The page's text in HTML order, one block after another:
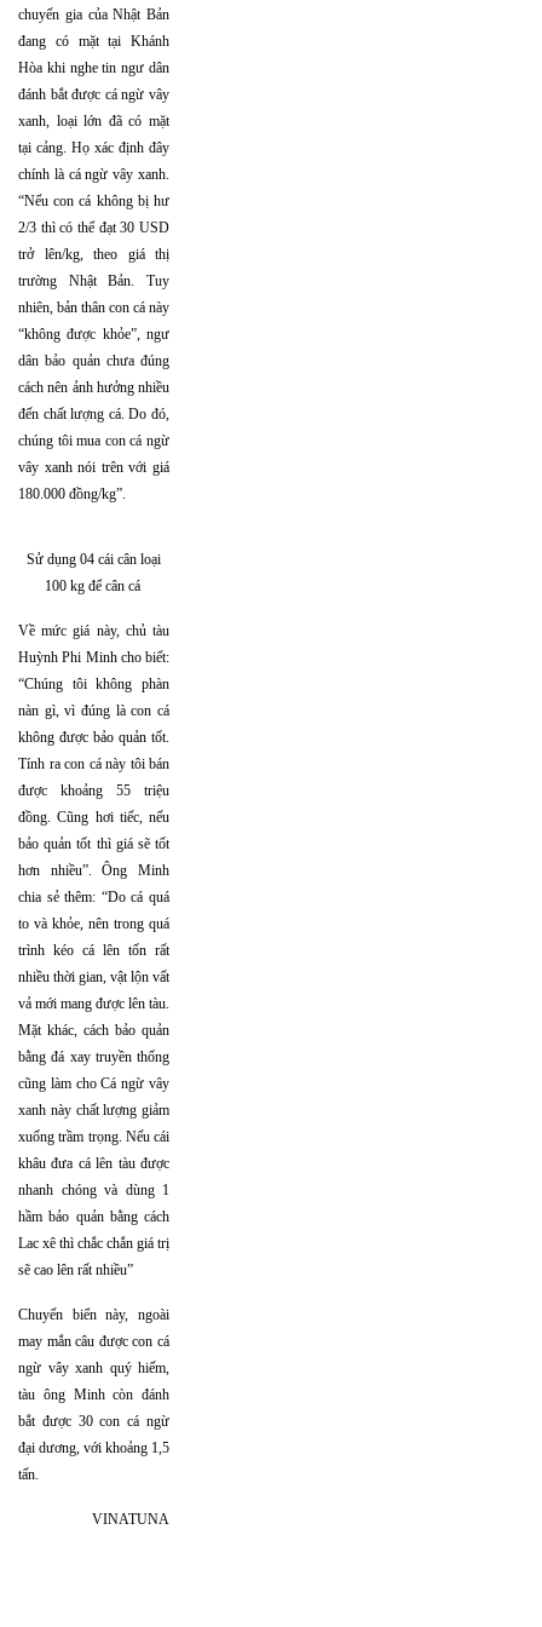
chuyến gia của Nhật Bản
đang có mặt tại Khánh
Hòa khi nghe tin ngư dân
đánh bắt được cá ngừ vây
xanh, loại lớn đã có mặt
tại cảng. Họ xác định đây
chính là cá ngừ vây xanh.
“Nếu con cá không bị hư
2/3 thì có thể đạt 30 USD
trở lên/kg, theo giá thị
trường Nhật Bản. Tuy
nhiên, bản thân con cá này
“không được khỏe”, ngư
dân bảo quản chưa đúng
cách nên ảnh hưởng nhiều
đến chất lượng cá. Do đó,
chúng tôi mua con cá ngừ
vây xanh nói trên với giá
180.000 đồng/kg”.
Sử dụng 04 cái cân loại
100 kg để cân cá
Về mức giá này, chủ tàu
Huỳnh Phi Minh cho biết:
“Chúng tôi không phàn
nàn gì, vì đúng là con cá
không được bảo quản tốt.
Tính ra con cá này tôi bán
được khoảng 55 triệu
đồng. Cũng hơi tiếc, nếu
bảo quản tốt thì giá sẽ tốt
hơn nhiều”. Ông Minh
chia sẻ thêm: “Do cá quá
to và khỏe, nên trong quá
trình kéo cá lên tốn rất
nhiều thời gian, vật lộn vất
vả mới mang được lên tàu.
Mặt khác, cách bảo quản
bằng đá xay truyền thống
cũng làm cho Cá ngừ vây
xanh này chất lượng giảm
xuống trầm trọng. Nếu cái
khâu đưa cá lên tàu được
nhanh chóng và dùng 1
hầm bảo quản bằng cách
Lac xê thì chắc chắn giá trị
sẽ cao lên rất nhiều”
Chuyến biển này, ngoài
may mắn câu được con cá
ngừ vây xanh quý hiếm,
tàu ông Minh còn đánh
bắt được 30 con cá ngừ
đại dương, với khoảng 1,5
tấn.
VINATUNA